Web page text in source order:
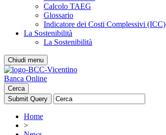
Calcolo TAEG
Glossario
Indicatore dei Costi Complessivi (ICC)
La Sostenibilità
La Sostenibilità
Chiudi menu
Banca Online
Cerca
Home
>